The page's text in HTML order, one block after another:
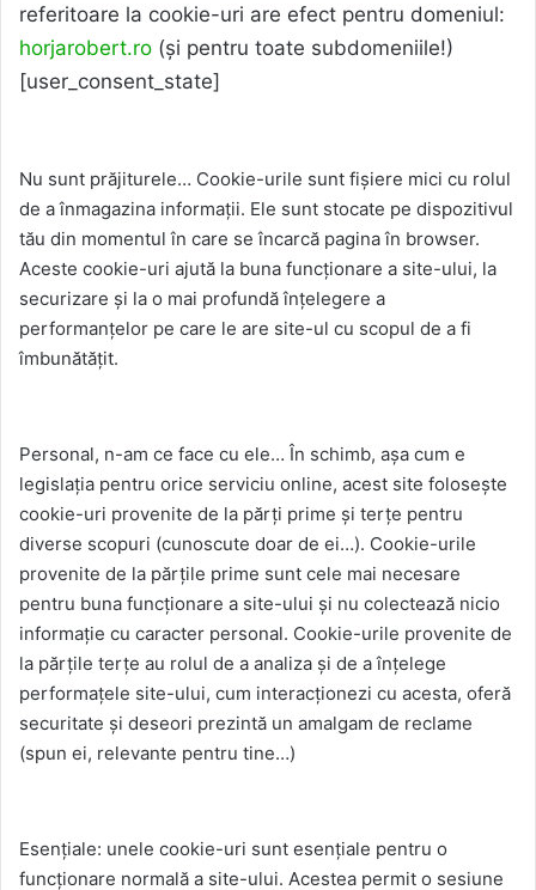
referitoare la cookie-uri are efect pentru domeniul:
horjarobert.ro (și pentru toate subdomeniile!)
[user_consent_state]
Nu sunt prăjiturele… Cookie-urile sunt fișiere mici cu rolul
de a înmagazina informații. Ele sunt stocate pe dispozitivul
tău din momentul în care se încarcă pagina în browser.
Aceste cookie-uri ajută la buna funcționare a site-ului, la
securizare și la o mai profundă înțelegere a
performanțelor pe care le are site-ul cu scopul de a fi
îmbunătățit.
Personal, n-am ce face cu ele… În schimb, așa cum e
legislația pentru orice serviciu online, acest site folosește
cookie-uri provenite de la părți prime și terțe pentru
diverse scopuri (cunoscute doar de ei…). Cookie-urile
provenite de la părțile prime sunt cele mai necesare
pentru buna funcționare a site-ului și nu colectează nicio
informație cu caracter personal. Cookie-urile provenite de
la părțile terțe au rolul de a analiza și de a înțelege
performațele site-ului, cum interacționezi cu acesta, oferă
securitate și deseori prezintă un amalgam de reclame
(spun ei, relevante pentru tine…)
Esențiale: unele cookie-uri sunt esențiale pentru o
funcționare normală a site-ului. Acestea permit o sesiune